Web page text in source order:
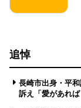
追悼
長崎市出身・平
訴え「愛があれ